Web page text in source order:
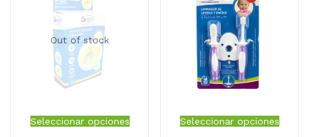
Out of stock
Seleccionar opciones Seleccionar opciones